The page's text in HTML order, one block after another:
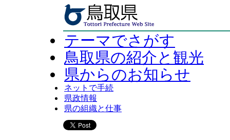
テーマでさがす
鳥取県の紹介と観光
県からのお知らせ
ネットで手続
県政情報
県の組織と仕事